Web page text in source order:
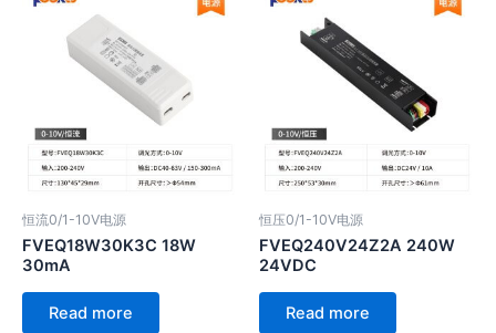
恒流0/1-10V电源
FVEQ18W30K3C 18W
30mA
Read more
恒压0/1-10V电源
FVEQ240V24Z2A 240W
24VDC
Read more